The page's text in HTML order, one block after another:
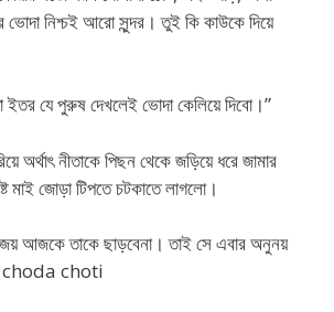
ভোদা নিশ্চই আরো সুন্দর। তুই কি কাউকে দিয়ে
যে পুরুষ দেখলেই ভোদা কেলিয়ে দিবো।”
অর্থাৎ নীতাকে পিছন থেকে জড়িয়ে ধরে জামার
মাই জোড়া টিপতে চটকাতে লাগলো।
আজকে তাকে ছাড়বেনা। তাই সে এবার অনুনয়
choda choti